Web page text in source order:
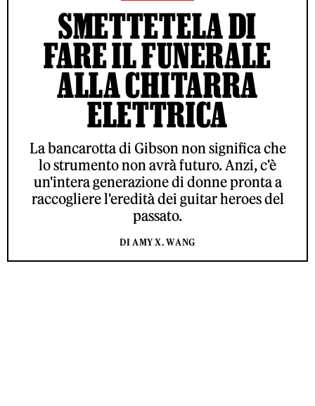
SMETTETELA DI
FARE IL FUNERALE
ALLA CHITARRA
ELETTRICA
La bancarotta di Gibson non significa che
lo strumento non avrà futuro. Anzi, c'è
un'intera generazione di donne pronta a
raccogliere l'eredità dei guitar heroes del
passato.
DI AMY X. WANG